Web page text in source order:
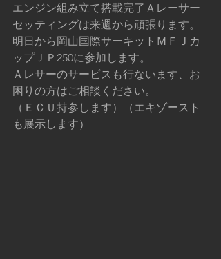
エンジン組み立て搭載完了Ａレーサー
セッティングは来週から頑張ります。
明日から岡山国際サーキットＭＦＪカ
ップＪＰ250に参加します。
Ａレサーのサービスも行ないます、お
困りの方はご相談ください。
（ＥＣＵ持参します）（エキゾースト
も展示します）